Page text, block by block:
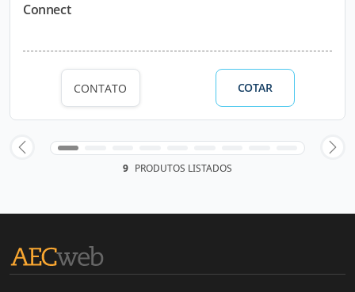
Connect
CONTATO COTAR
9 PRODUTOS LISTADOS